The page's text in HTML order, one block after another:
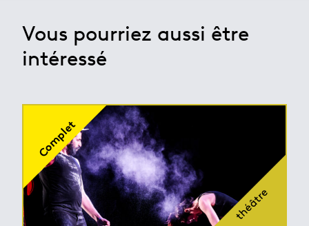
Vous pourriez aussi être
intéressé
théâtre
Complet